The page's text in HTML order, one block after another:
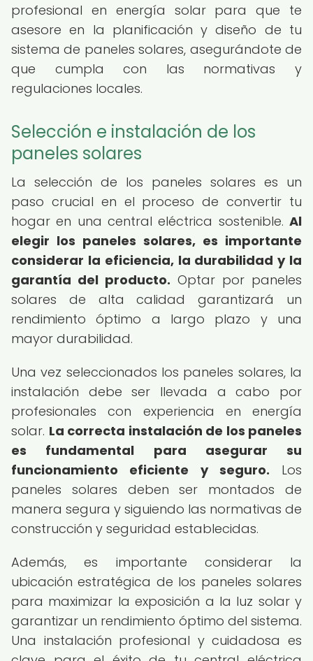
profesional en energía solar para que te
asesore en la planificación y diseño de tu
sistema de paneles solares, asegurándote de
que cumpla con las normativas y
regulaciones locales.
Selección e instalación de los
paneles solares
La selección de los paneles solares es un
paso crucial en el proceso de convertir tu
hogar en una central eléctrica sostenible. Al
elegir los paneles solares, es importante
considerar la eficiencia, la durabilidad y la
garantía del producto. Optar por paneles
solares de alta calidad garantizará un
rendimiento óptimo a largo plazo y una
mayor durabilidad.
Una vez seleccionados los paneles solares, la
instalación debe ser llevada a cabo por
profesionales con experiencia en energía
solar. La correcta instalación de los paneles
es fundamental para asegurar su
funcionamiento eficiente y seguro. Los
paneles solares deben ser montados de
manera segura y siguiendo las normativas de
construcción y seguridad establecidas.
Además, es importante considerar la
ubicación estratégica de los paneles solares
para maximizar la exposición a la luz solar y
garantizar un rendimiento óptimo del sistema.
Una instalación profesional y cuidadosa es